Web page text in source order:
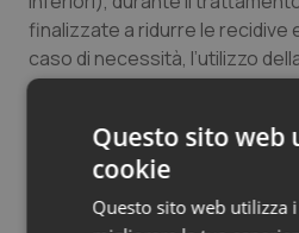
Salute orale & impianti
Tiroide
Tumore al seno
finalizzate a ridurre le recidive
caso di necessità, l’utilizzo
arterioso.
07 Ottobre 2017
© Riproduzione riservata
Questo sito web
cookie
Questo sito web utilizza